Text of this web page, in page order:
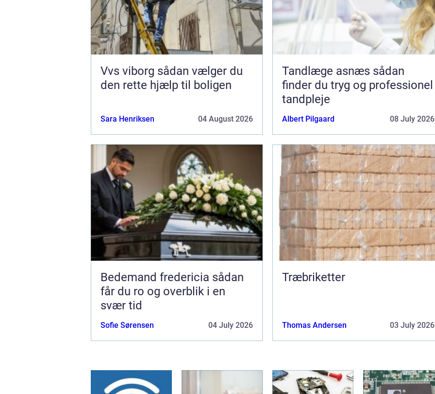
Vvs viborg sådan vælger du
den rette hjælp til boligen
Sara Henriksen 04 August 2026
Tandlæge asnæs sådan
finder du tryg og professionel
tandpleje
Albert Pilgaard 08 July 2026
Bedemand fredericia sådan
får du ro og overblik i en
svær tid
Sofie Sørensen 04 July 2026
Træbriketter
Thomas Andersen 03 July 2026